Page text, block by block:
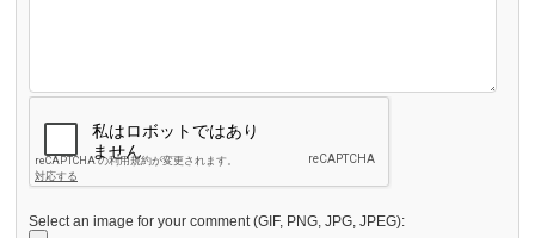
Select an image for your comment (GIF, PNG, JPG, JPEG):